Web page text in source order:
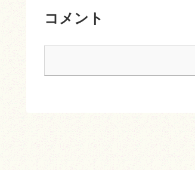
コメント